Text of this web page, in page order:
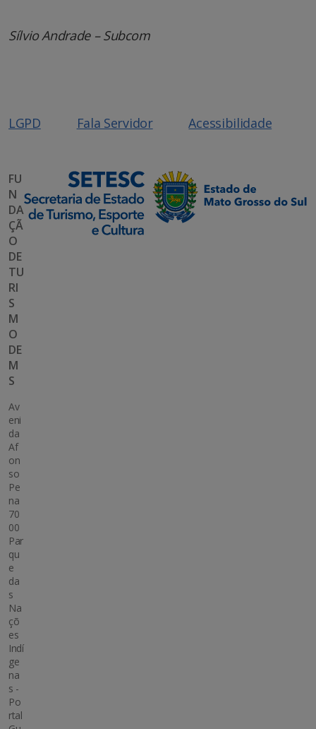
Sílvio Andrade – Subcom
LGPD Fala Servidor Acessibilidade
FU
N
DA
ÇÃ
O
DE
TU
RI
S
M
O
DE
M
S
Av
eni
da
Af
on
so
Pe
na
70
00
Par
qu
e
da
s
Na
çõ
es
Indí
ge
na
s -
Po
rtal